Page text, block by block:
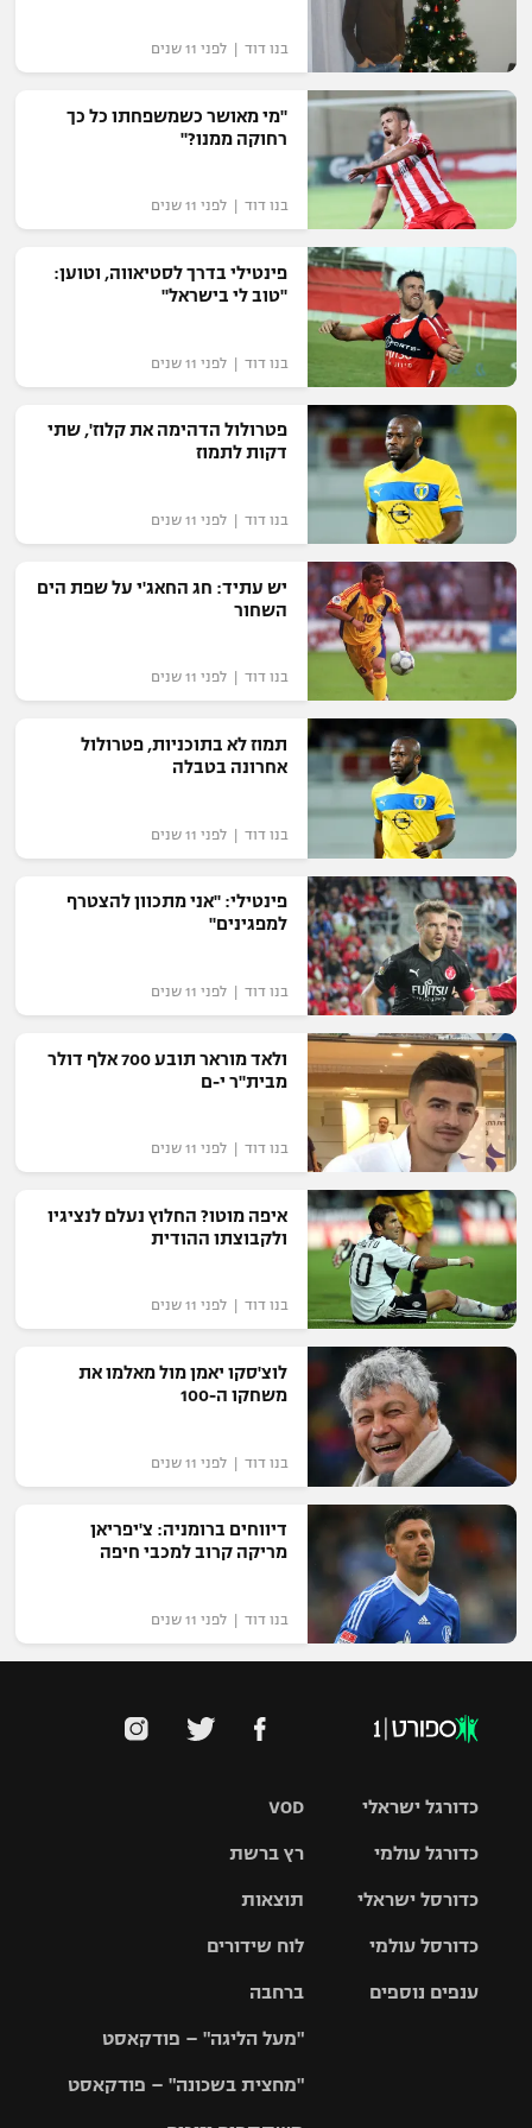
רשיון להקרנה פומבית לבית עסק
הצטרפות לחבילת הערוצים
לוח דרושים – ג'ובנט
תגיות
המגזין
בנו דוד | לפני 11 שנים
"מי מאושר כשמשפחתו כל כך
רחוקה ממנו?"
בנו דוד | לפני 11 שנים
פינטילי בדרך לסטיאווה, וטוען:
"טוב לי בישראל"
בנו דוד | לפני 11 שנים
פטרולול הדהימה את קלוז', שתי
דקות לתמוז
בנו דוד | לפני 11 שנים
יש עתיד: חג החאג'י על שפת הים
השחור
בנו דוד | לפני 11 שנים
תמוז לא בתוכניות, פטרולול
אחרונה בטבלה
בנו דוד | לפני 11 שנים
פינטילי: "אני מתכוון להצטרף
למפגינים"
בנו דוד | לפני 11 שנים
ולאד מוראר תובע 700 אלף דולר
מבית"ר י-ם
בנו דוד | לפני 11 שנים
איפה מוטו? החלוץ נעלם לנציגיו
ולקבוצתו ההודית
בנו דוד | לפני 11 שנים
לוצ'סקו יאמן מול מאלמו את
משחקו ה-100
בנו דוד | לפני 11 שנים
דיווחים ברומניה: צ'יפריאן
מריקה קרוב למכבי חיפה
בנו דוד | לפני 11 שנים
VOD
רץ ברשת
תוצאות
לוח שידורים
ברחבה
"מעל הליגה" – פודקאסט
"מחצית בשכונה" – פודקאסט
כדורגל ישראלי
גביע הטוטו
כדורגל עולמי
האלופות
ליגה
כדורסל ישראלי
סל
כדורסל עולמי
ענפים נוספים